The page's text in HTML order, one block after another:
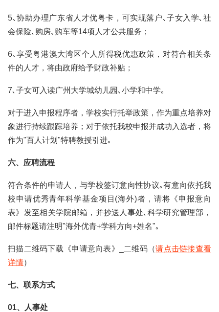
5､协助办理广东省人才优粤卡，可实现落户､子女入学､社
会保险､购房､购车等14项人才公共服务；
6､享受粤港澳大湾区个人所得税优惠政策，对符合相关条
件的人才，将由政府给予财政补贴；
7､子女可入读广州大学城幼儿园､小学和中学｡
对于进入申报程序者，学校实行托举政策，作为重点培养对
象进行持续跟踪培养；对于依托我校申报并成功入选者，将
作为"百人计划"特聘教授引进｡
六、应聘流程
符合条件的申请人，与学校签订意向性协议｡有意向依托我
校申请优秀青年科学基金项目(海外)者，请将《申报意向
表》发至相关学院邮箱，并抄送人事处､科学研究管理部，
邮件标题请注明"海外优青+学科方向+姓名"｡
扫描二维码下载《申请意向表》_二维码（请点击链接查看
详情）
七、联系方式
01、人事处